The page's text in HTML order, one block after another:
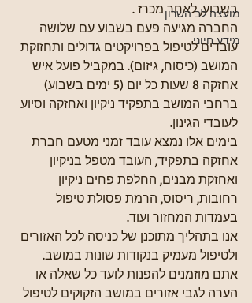
מועצה לב השרון
מידע חיוני
בשבוע, לאחר מכרז .
החברה מגיעה פעם בשבוע עם שלושה
עובדים לטיפול בפרויקטים גדולים ותחזוקת
המושב (כיסוח, גיזום). במקביל פועל איש
אחזקה 8 שעות כל יום (5 ימים בשבוע)
ברחבי המושב בתפקיד ניקיון ואחזקה וסיוע
לעובדי הגינון.
בימים אלו נמצא עובד זמני מטעם חברת
אחזקה בתפקיד, העובד מטפל בניקיון
ואחזקת מבנים, החלפת פחים ניקיון
רחובות, ריסוס, הרמת פסולת טיפול
בעמדות המחזור ועוד.
אנו בתהליך מתוכנן של כניסה לכל האזורים
ולטיפול מעמיק בנקודות שונות במושב.
אתם מוזמנים להפנות לועד כל שאלה או
הערה לגבי אזורים במושב הזקוקים לטיפול